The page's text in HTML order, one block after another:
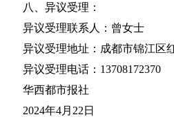
八、异议受理：
异议受理联系人：曾女士
异议受理地址：成都市锦江区红
异议受理电话：13708172370
华西都市报社
2024年4月22日